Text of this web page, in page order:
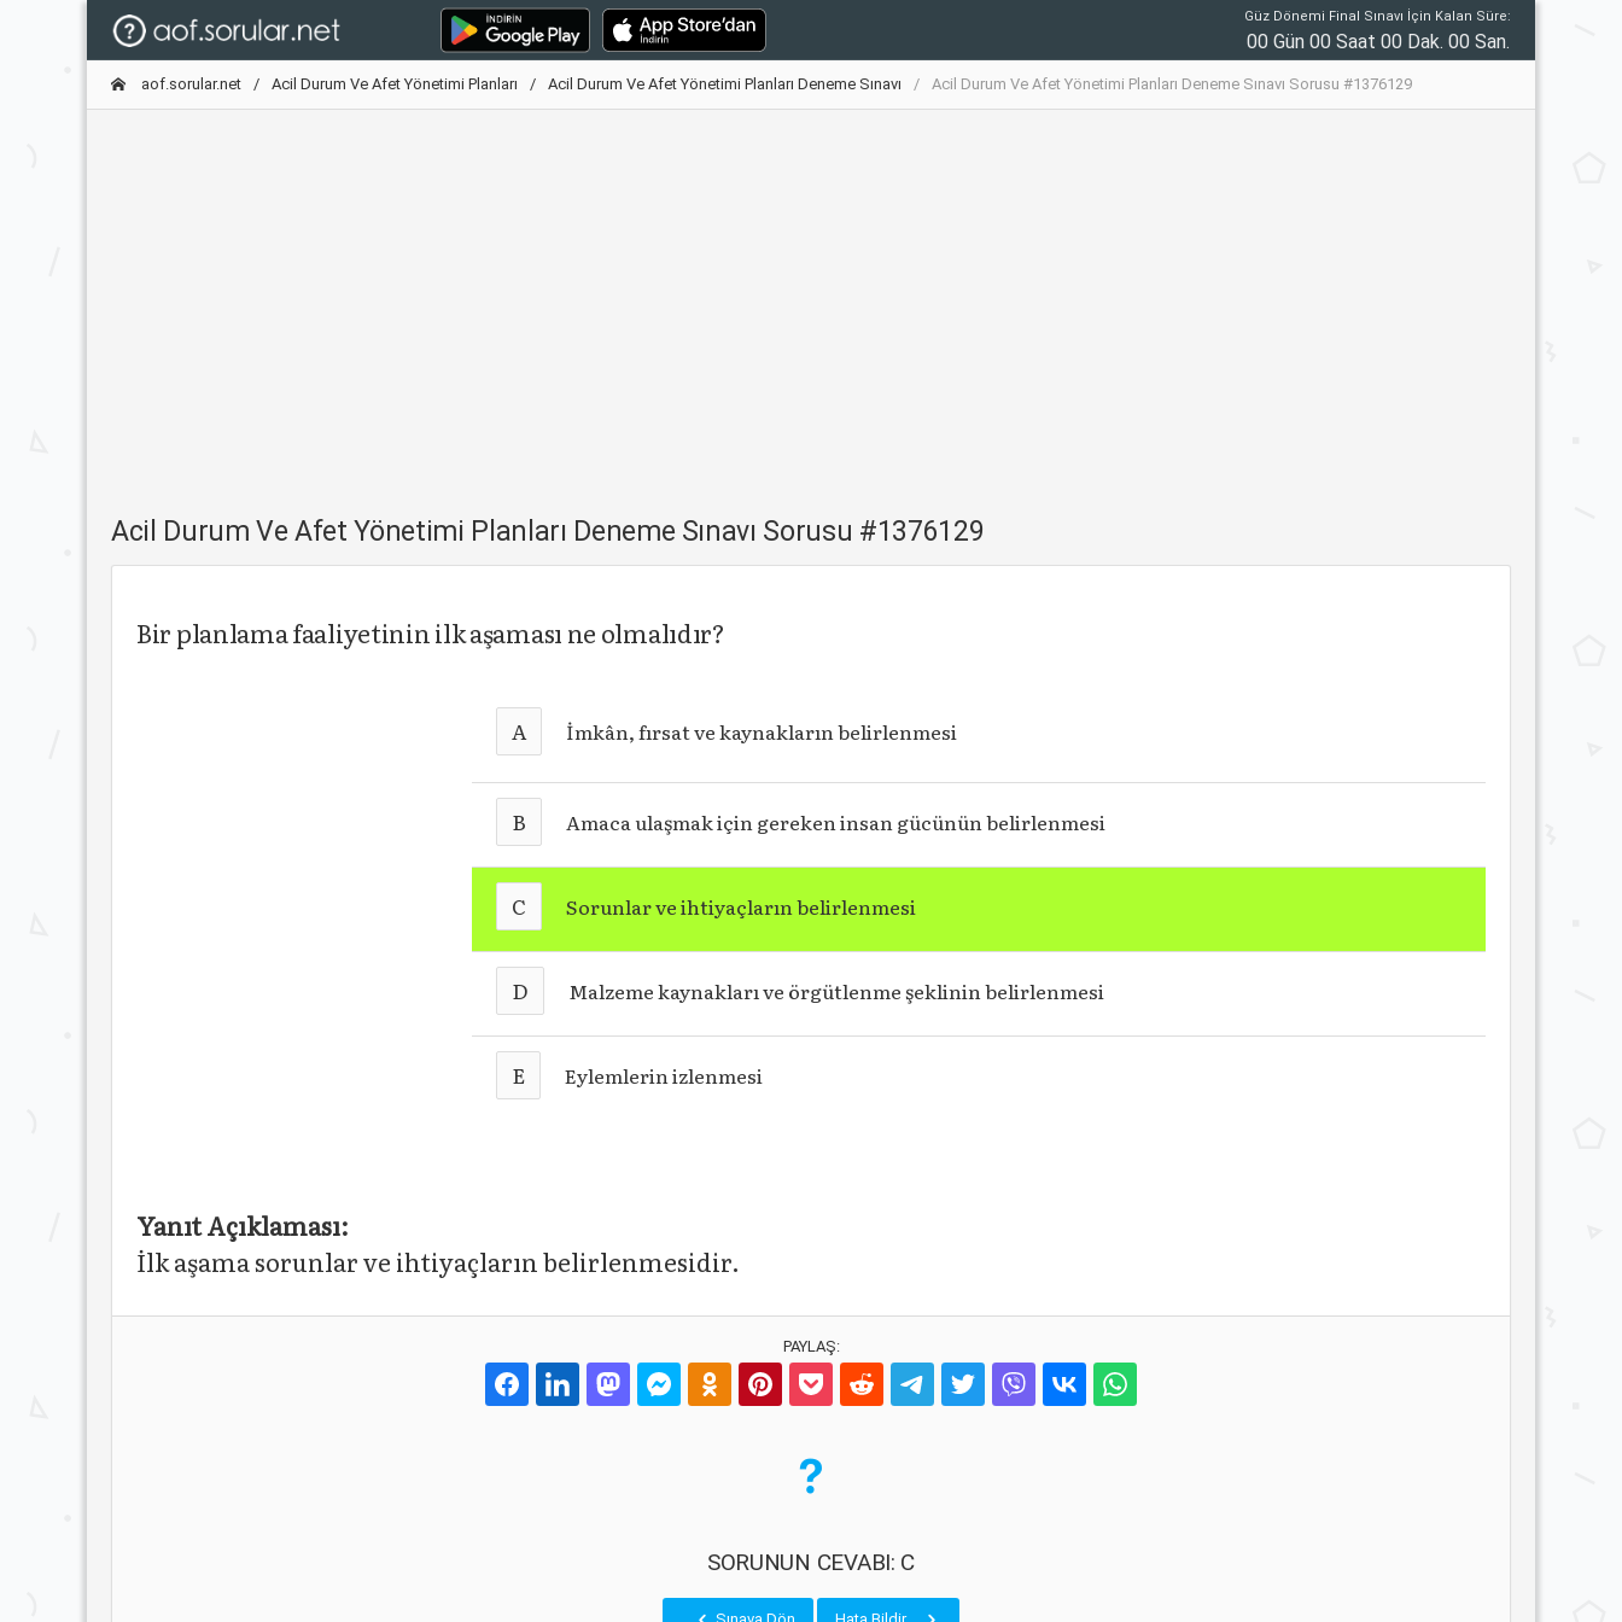
Güz Dönemi Final Sınavı İçin Kalan Süre:
00 Gün 00 Saat 00 Dak. 00 San.
aof.sorular.net Acil Durum Ve Afet Yönetimi Planları Acil Durum Ve Afet Yönetimi Planları Deneme Sınavı Acil Durum Ve Afet Yönetimi Planları Deneme Sınavı Sorusu #1376129
Acil Durum Ve Afet Yönetimi Planları Deneme Sınavı Sorusu #1376129
Bir planlama faaliyetinin ilk aşaması ne olmalıdır?
A İmkân, fırsat ve kaynakların belirlenmesi
B Amaca ulaşmak için gereken insan gücünün belirlenmesi
C Sorunlar ve ihtiyaçların belirlenmesi
D Malzeme kaynakları ve örgütlenme şeklinin belirlenmesi
E Eylemlerin izlenmesi
Yanıt Açıklaması:
İlk aşama sorunlar ve ihtiyaçların belirlenmesidir.
PAYLAŞ:
SORUNUN CEVABI: C